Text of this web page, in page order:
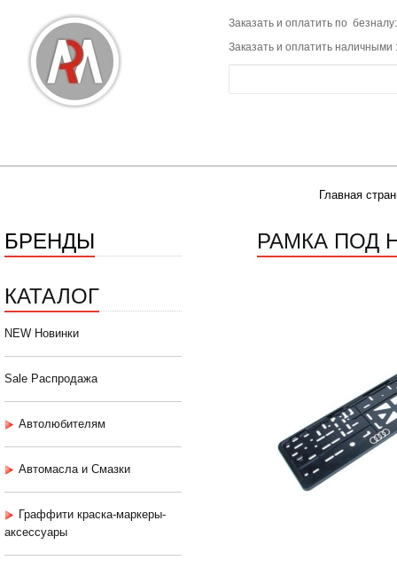
Заказать и оплатить по
Заказать и оплатить наличными
Главная
БРЕНДЫ
КАТАЛОГ
NEW Новинки
Sale Распродажа
Автолюбителям
Автомасла и Смазки
Граффити краска-маркеры-
аксессуары
РАМКА ПОД